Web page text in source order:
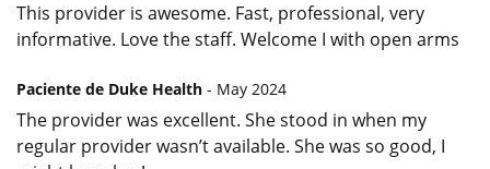
This provider is awesome. Fast, professional, very
informative. Love the staff. Welcome I with open arms
Paciente de Duke Health - May 2024
The provider was excellent. She stood in when my
regular provider wasn’t available. She was so good, I